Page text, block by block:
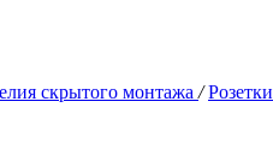
скрытого монтажа / Розетки